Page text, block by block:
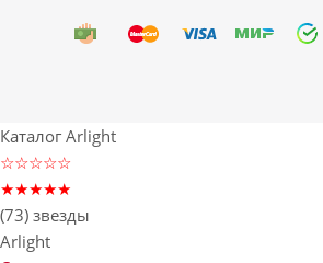
Каталог Arlight
☆☆☆☆☆
★★★★★
(73) звезды
Arlight